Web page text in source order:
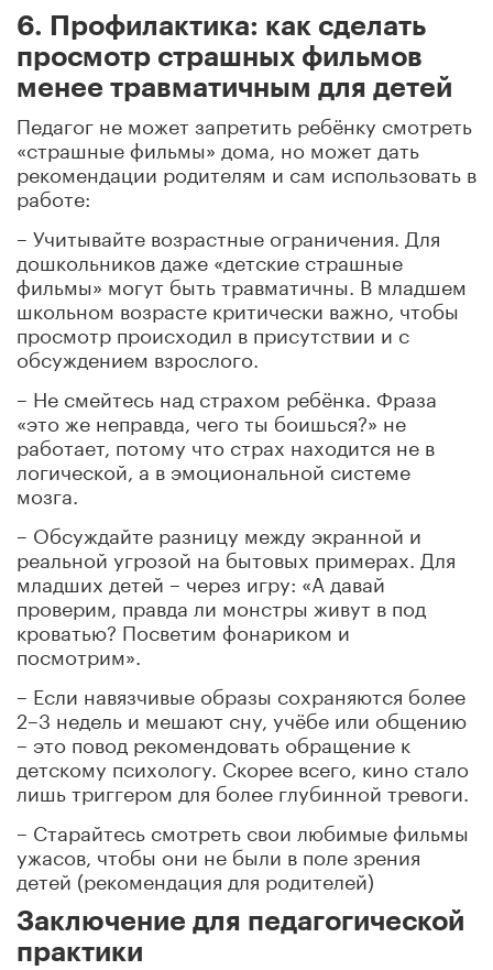
6. Профилактика: как сделать
просмотр страшных фильмов
менее травматичным для детей
Педагог не может запретить ребёнку смотреть
«страшные фильмы» дома, но может дать
рекомендации родителям и сам использовать в
работе:
– Учитывайте возрастные ограничения. Для
дошкольников даже «детские страшные
фильмы» могут быть травматичны. В младшем
школьном возрасте критически важно, чтобы
просмотр происходил в присутствии и с
обсуждением взрослого.
– Не смейтесь над страхом ребёнка. Фраза
«это же неправда, чего ты боишься?» не
работает, потому что страх находится не в
логической, а в эмоциональной системе
мозга.
– Обсуждайте разницу между экранной и
реальной угрозой на бытовых примерах. Для
младших детей – через игру: «А давай
проверим, правда ли монстры живут в под
кроватью? Посветим фонариком и
посмотрим».
– Если навязчивые образы сохраняются более
2–3 недель и мешают сну, учёбе или общению
– это повод рекомендовать обращение к
детскому психологу. Скорее всего, кино стало
лишь триггером для более глубинной тревоги.
– Старайтесь смотреть свои любимые фильмы
ужасов, чтобы они не были в поле зрения
детей (рекомендация для родителей)
Заключение для педагогической
практики